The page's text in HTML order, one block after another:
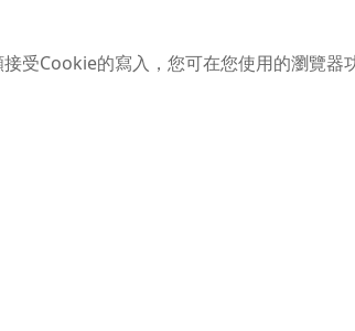
受Cookie的寫入，您可在您使用的瀏覽器